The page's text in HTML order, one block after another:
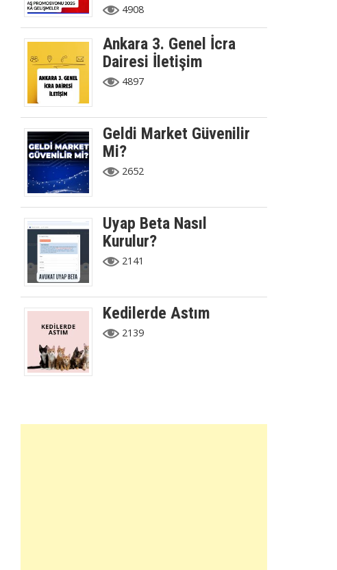
4908
Ankara 3. Genel İcra
Dairesi İletişim
4897
Geldi Market Güvenilir
Mi?
2652
Uyap Beta Nasıl
Kurulur?
2141
Kedilerde Astım
2139